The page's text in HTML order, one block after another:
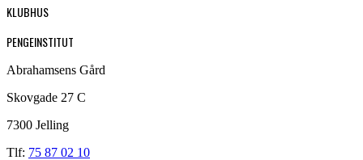
KLUBHUS
PENGEINSTITUT
Abrahamsens Gård
Skovgade 27 C
7300 Jelling
Tlf: 75 87 02 10